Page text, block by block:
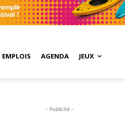
EMPLOIS AGENDA JEUX
- Publicité -